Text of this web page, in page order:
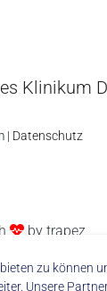
Klinikum
| Datenschutz
by trapez
zu
Unsere